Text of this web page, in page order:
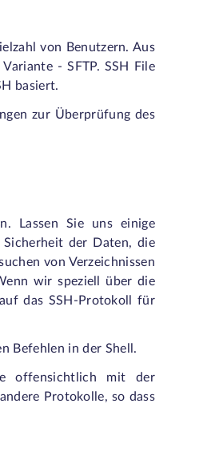
von Benutzern. Aus
- SFTP. SSH File
basiert.
zur Überprüfung des
Lassen Sie uns einige
der Daten, die
von Verzeichnissen
wir speziell über die
das SSH-Protokoll für
Befehlen in der Shell.
offensichtlich mit der
Protokolle, so dass